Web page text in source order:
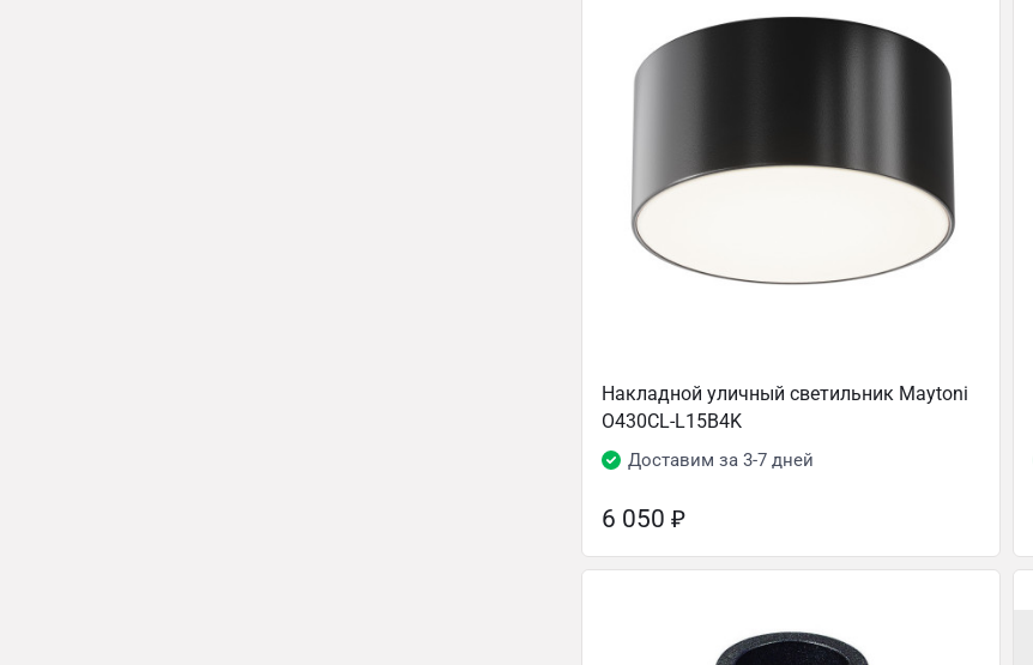
Накладной уличный светильник Maytoni
O430CL-L15B4K
Доставим за 3-7 дней
6 050 ₽